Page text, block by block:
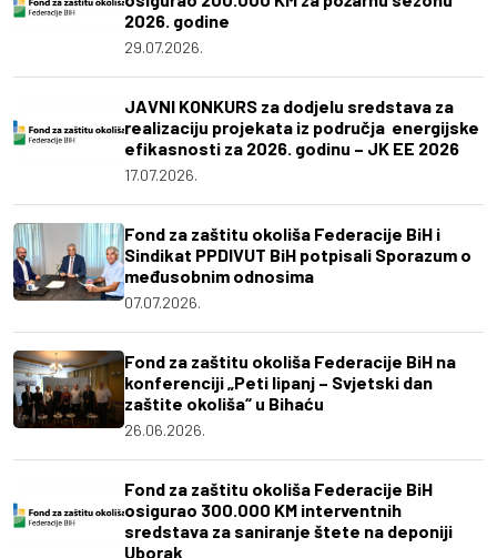
2026. godine
29.07.2026.
JAVNI KONKURS za dodjelu sredstava za
realizaciju projekata iz područja energijske
efikasnosti za 2026. godinu – JK EE 2026
17.07.2026.
Fond za zaštitu okoliša Federacije BiH i
Sindikat PPDIVUT BiH potpisali Sporazum o
međusobnim odnosima
07.07.2026.
Fond za zaštitu okoliša Federacije BiH na
konferenciji „Peti lipanj – Svjetski dan
zaštite okoliša“ u Bihaću
26.06.2026.
Fond za zaštitu okoliša Federacije BiH
osigurao 300.000 KM interventnih
sredstava za saniranje štete na deponiji
Uborak